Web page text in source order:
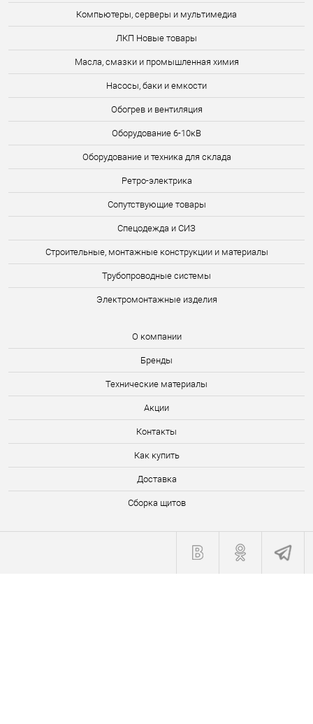
Компьютеры, серверы и мультимедиа
ЛКП Новые товары
Масла, смазки и промышленная химия
Насосы, баки и емкости
Обогрев и вентиляция
Оборудование 6-10кВ
Оборудование и техника для склада
Ретро-электрика
Сопутствующие товары
Спецодежда и СИЗ
Строительные, монтажные конструкции и материалы
Трубопроводные системы
Электромонтажные изделия
О компании
Бренды
Технические материалы
Акции
Контакты
Как купить
Доставка
Сборка щитов